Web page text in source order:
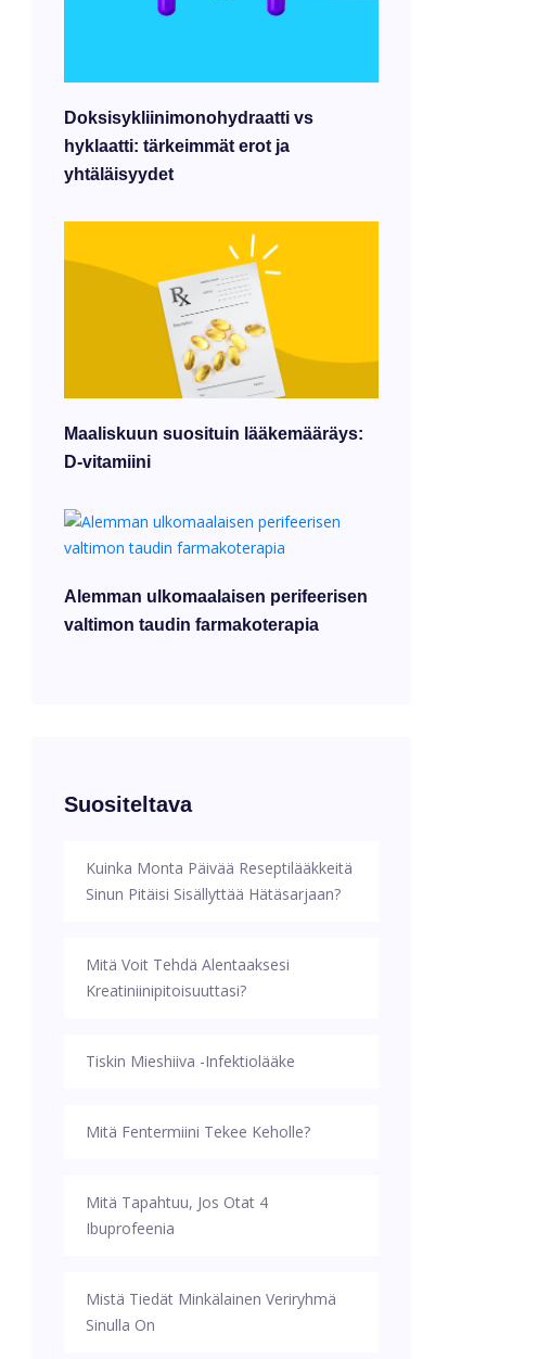
Doksisykliinimonohydraatti vs
hyklaatti: tärkeimmät erot ja
yhtäläisyydet
Maaliskuun suosituin lääkemääräys:
D-vitamiini
Alemman ulkomaalaisen perifeerisen
valtimon taudin farmakoterapia
Suositeltava
Kuinka Monta Päivää Reseptilääkkeitä
Sinun Pitäisi Sisällyttää Hätäsarjaan?
Mitä Voit Tehdä Alentaaksesi
Kreatiniinipitoisuuttasi?
Tiskin Mieshiiva -infektiolääke
Mitä Fentermiini Tekee Keholle?
Mitä Tapahtuu, Jos Otat 4
Ibuprofeenia
Mistä Tiedät Minkälainen Veriryhmä
Sinulla On